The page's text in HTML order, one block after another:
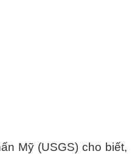
Mỹ (USGS) cho biết,